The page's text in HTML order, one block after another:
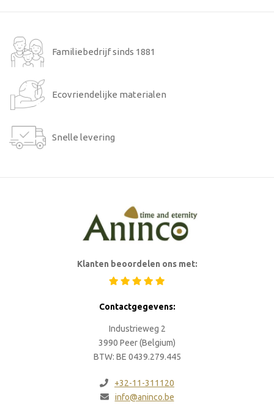
Familiebedrijf sinds 1881
Ecovriendelijke materialen
Snelle levering
Klanten beoordelen ons met:
Contactgegevens:
Industrieweg 2
3990 Peer (Belgium)
BTW: BE 0439.279.445
+32-11-311120
info@aninco.be